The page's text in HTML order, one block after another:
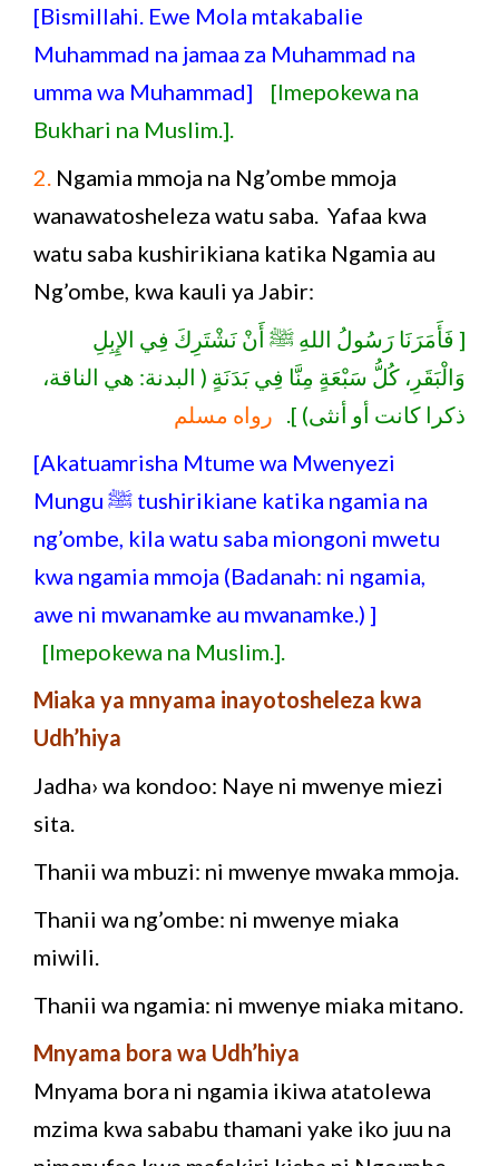
[Bismillahi. Ewe Mola mtakabalie
Muhammad na jamaa za Muhammad na
umma wa Muhammad]
[Imepokewa na
Bukhari na Muslim.].
2. Ngamia mmoja na Ng’ombe mmoja
wanawatosheleza watu saba. Yafaa kwa
watu saba kushirikiana katika Ngamia au
Ng’ombe, kwa kauli ya Jabir:
[ فَأَمَرَنَا رَسُولُ اللهِ ﷺ أَنْ نَشْتَرِكَ فِي الإِبِلِ
وَالْبَقَرِ، كُلُّ سَبْعَةٍ مِنَّا فِي بَدَنَةٍ ( البدنة: هي الناقة،
ذكرا كانت أو أنثى) ].
رواه مسلم
[Akatuamrisha Mtume wa Mwenyezi
Mungu ﷺ tushirikiane katika ngamia na
ng’ombe, kila watu saba miongoni mwetu
kwa ngamia mmoja (Badanah: ni ngamia,
awe ni mwanamke au mwanamke.) ]
[Imepokewa na Muslim.].
Miaka ya mnyama inayotosheleza kwa
Udh’hiya
Jadha› wa kondoo: Naye ni mwenye miezi
sita.
Thanii wa mbuzi: ni mwenye mwaka mmoja.
Thanii wa ng’ombe: ni mwenye miaka
miwili.
Thanii wa ngamia: ni mwenye miaka mitano.
Mnyama bora wa Udh’hiya
Mnyama bora ni ngamia ikiwa atatolewa
mzima kwa sababu thamani yake iko juu na